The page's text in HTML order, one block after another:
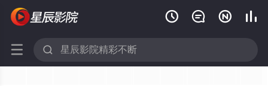
   
 